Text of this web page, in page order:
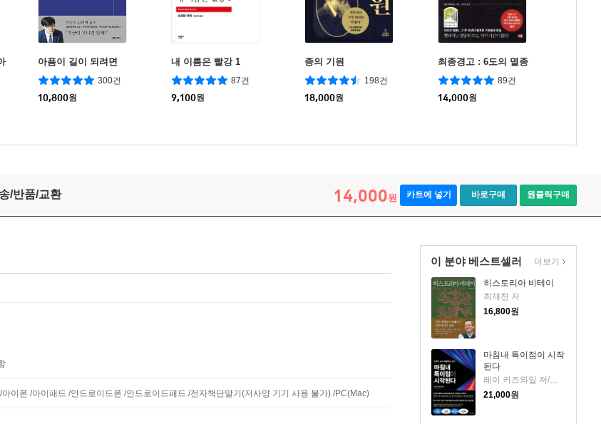
아픔이 길이 되려면
300건
10,800원
내 이름은 빨강 1
87건
9,100원
종의 기원
198건
18,000원
최종경고 : 6도의 멸종
89건
14,000원
/반품/교환 14,000원 카트에 넣기 바로구매 원클릭구매
이 분야 베스트셀러
히스토리아 비테이
최재천 저
16,800원
마침내 특이점이 시작
된다
레이 커즈와일 저/이충호 역/장대익 감수
21,000원
더보기
이폰 /아이패드 /안드로이드폰 /안드로이드패드 /전자책단말기(저사양 기기 사용 불가) /PC(Mac)